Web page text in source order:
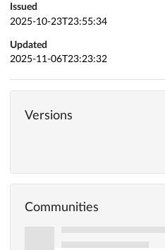
Issued
2025-10-23T23:55:34
Updated
2025-11-06T23:23:32
Versions
Communities